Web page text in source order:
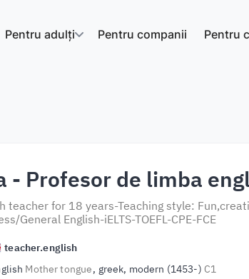
Pentru adulți Pentru companii Pentru
- Profesor de limba
teacher for 18 years-Teaching style:
General English-iELTS-TOEFL-CPE-FCE
teacher.english
Mother tongue greek, modern (1453-) C1